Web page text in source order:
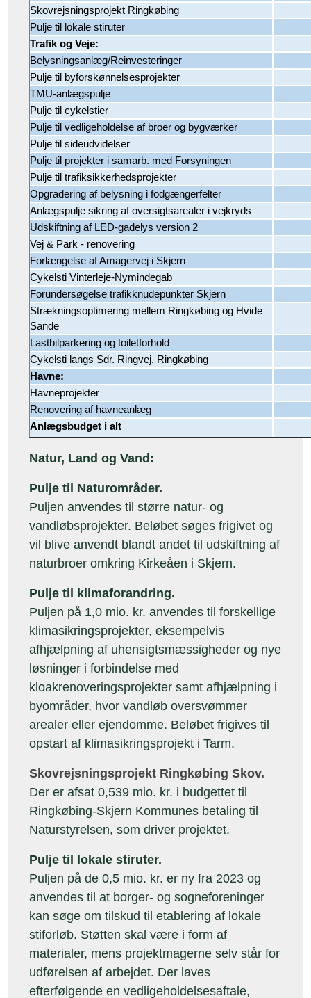
Skovrejsningsprojekt Ringkøbing
Pulje til lokale stiruter
Trafik og Veje:
Belysningsanlæg/Reinvesteringer
Pulje til byforskønnelsesprojekter
TMU-anlægspulje
Pulje til cykelstier
Pulje til vedligeholdelse af broer og bygværker
Pulje til sideudvidelser
Pulje til projekter i samarb. med Forsyningen
Pulje til trafiksikkerhedsprojekter
Opgradering af belysning i fodgængerfelter
Anlægspulje sikring af oversigtsarealer i vejkryds
Udskiftning af LED-gadelys version 2
Vej & Park - renovering
Forlængelse af Amagervej i Skjern
Cykelsti Vinterleje-Nymindegab
Forundersøgelse trafikknudepunkter Skjern
Strækningsoptimering mellem Ringkøbing og Hvide
Sande
Lastbilparkering og toiletforhold
Cykelsti langs Sdr. Ringvej, Ringkøbing
Havne:
Havneprojekter
Renovering af havneanlæg
Anlægsbudget i alt
Natur, Land og Vand:
Pulje til Naturområder.
Puljen anvendes til større natur- og
vandløbsprojekter. Beløbet søges frigivet og
vil blive anvendt blandt andet til udskiftning af
naturbroer omkring Kirkeåen i Skjern.
Pulje til klimaforandring.
Puljen på 1,0 mio. kr. anvendes til forskellige
klimasikringsprojekter, eksempelvis
afhjælpning af uhensigtsmæssigheder og nye
løsninger i forbindelse med
kloakrenoveringsprojekter samt afhjælpning i
byområder, hvor vandløb oversvømmer
arealer eller ejendomme. Beløbet frigives til
opstart af klimasikringsprojekt i Tarm.
Skovrejsningsprojekt Ringkøbing Skov.
Der er afsat 0,539 mio. kr. i budgettet til
Ringkøbing-Skjern Kommunes betaling til
Naturstyrelsen, som driver projektet.
Pulje til lokale stiruter.
Puljen på de 0,5 mio. kr. er ny fra 2023 og
anvendes til at borger- og sogneforeninger
kan søge om tilskud til etablering af lokale
stiforløb. Støtten skal være i form af
materialer, mens projektmagerne selv står for
udførelsen af arbejdet. Der laves
efterfølgende en vedligeholdelsesaftale,